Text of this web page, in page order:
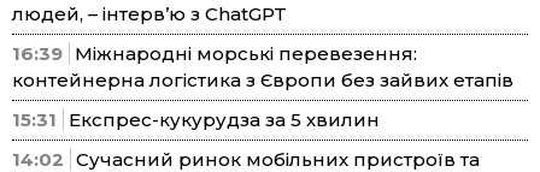
людей, – інтерв’ю з ChatGPT
16:39 Міжнародні морські перевезення:
контейнерна логістика з Європи без зайвих етапів
15:31
Експрес-кукурудза за 5 хвилин
14:02 Сучасний ринок мобільних пристроїв та